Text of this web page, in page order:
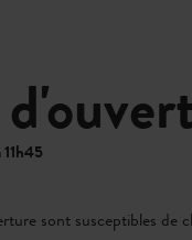
sont susceptibles de